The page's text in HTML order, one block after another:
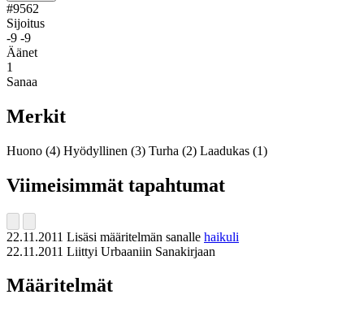
#9562
Sijoitus
-9 -9
Äänet
1
Sanaa
Merkit
Huono (4) Hyödyllinen (3) Turha (2) Laadukas (1)
Viimeisimmät tapahtumat
22.11.2011 Lisäsi määritelmän sanalle haikuli
22.11.2011 Liittyi Urbaaniin Sanakirjaan
Määritelmät